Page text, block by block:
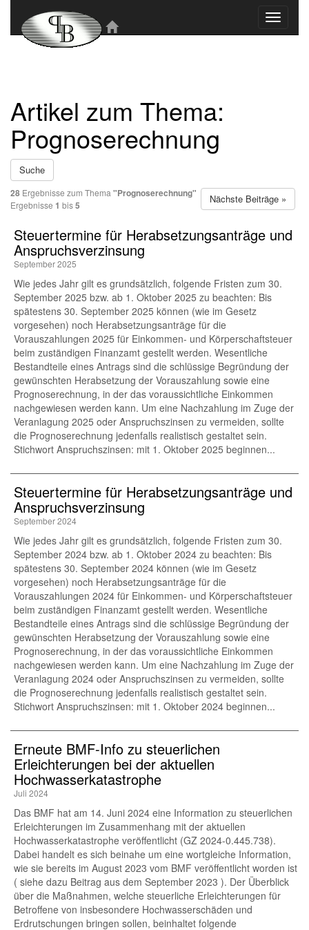
Toggle
Artikel zum Thema:
Prognoserechnung
Suche
28 Ergebnisse zum Thema "Prognoserechnung"
Ergebnisse 1 bis5 Nächste Beiträge »
Steuertermine für Herabsetzungsanträge und
Anspruchsverzinsung
September 2025
Wie jedes Jahr gilt es grundsätzlich, folgende Fristen zum 30.
September 2025 bzw. ab 1. Oktober 2025 zu beachten: Bis
spätestens 30. September 2025 können (wie im Gesetz
vorgesehen) noch Herabsetzungsanträge für die
Vorauszahlungen 2025 für Einkommen- und Körperschaftsteuer
beim zuständigen Finanzamt gestellt werden. Wesentliche
Bestandteile eines Antrags sind die schlüssige Begründung der
gewünschten Herabsetzung der Vorauszahlung sowie eine
Prognoserechnung, in der das voraussichtliche Einkommen
nachgewiesen werden kann. Um eine Nachzahlung im Zuge der
Veranlagung 2025 oder Anspruchszinsen zu vermeiden, sollte
die Prognoserechnung jedenfalls realistisch gestaltet sein.
Stichwort Anspruchszinsen: mit 1. Oktober 2025 beginnen...
Steuertermine für Herabsetzungsanträge und
Anspruchsverzinsung
September 2024
Wie jedes Jahr gilt es grundsätzlich, folgende Fristen zum 30.
September 2024 bzw. ab 1. Oktober 2024 zu beachten: Bis
spätestens 30. September 2024 können (wie im Gesetz
vorgesehen) noch Herabsetzungsanträge für die
Vorauszahlungen 2024 für Einkommen- und Körperschaftsteuer
beim zuständigen Finanzamt gestellt werden. Wesentliche
Bestandteile eines Antrags sind die schlüssige Begründung der
gewünschten Herabsetzung der Vorauszahlung sowie eine
Prognoserechnung, in der das voraussichtliche Einkommen
nachgewiesen werden kann. Um eine Nachzahlung im Zuge der
Veranlagung 2024 oder Anspruchszinsen zu vermeiden, sollte
die Prognoserechnung jedenfalls realistisch gestaltet sein.
Stichwort Anspruchszinsen: mit 1. Oktober 2024 beginnen...
Erneute BMF-Info zu steuerlichen
Erleichterungen bei der aktuellen
Hochwasserkatastrophe
Juli 2024
Das BMF hat am 14. Juni 2024 eine Information zu steuerlichen
Erleichterungen im Zusammenhang mit der aktuellen
Hochwasserkatastrophe veröffentlicht (GZ 2024-0.445.738).
Dabei handelt es sich beinahe um eine wortgleiche Information,
wie sie bereits im August 2023 vom BMF veröffentlicht worden ist
( siehe dazu Beitrag aus dem September 2023 ). Der Überblick
über die Maßnahmen, welche steuerliche Erleichterungen für
Betroffene von insbesondere Hochwasserschäden und
Erdrutschungen bringen sollen, beinhaltet folgende